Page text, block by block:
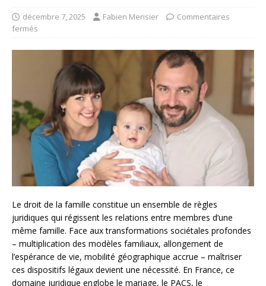
décembre 7, 2025 Fabien Merisier
Commentaires
fermés
Le droit de la famille constitue un ensemble de règles
juridiques qui régissent les relations entre membres d’une
même famille. Face aux transformations sociétales profondes
– multiplication des modèles familiaux, allongement de
l’espérance de vie, mobilité géographique accrue – maîtriser
ces dispositifs légaux devient une nécessité. En France, ce
domaine juridique englobe le mariage, le PACS, le